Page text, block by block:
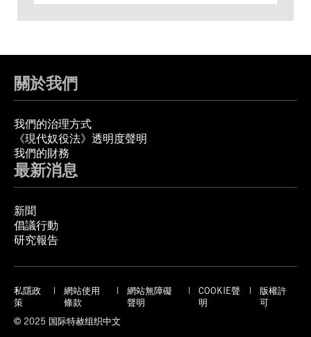
關於我們
我們的治理方式
《現代奴役法》透明度聲明
我們的財務
最新消息
新聞
倡議行動
研究報告
私隱政
策
網站使用
條款
網站無障礙
聲明
COOKIE聲
明
版權許
可
© 2025 国际特赦组织中文